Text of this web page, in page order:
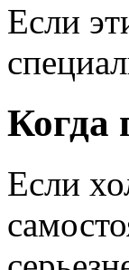
Если
Когда
Если